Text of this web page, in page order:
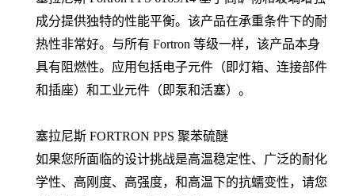
成分提供独特的性能平衡。该产品在承重条件下的耐
热性非常好。与所有 Fortron 等级一样，该产品本身
具有阻燃性。应用包括电子元件（即灯箱、连接部件
和插座）和工业元件（即泵和活塞）。
塞拉尼斯 FORTRON PPS 聚苯硫醚
如果您所面临的设计挑战是高温稳定性、广泛的耐化
学性、高刚度、高强度，和高温下的抗蠕变性，请您